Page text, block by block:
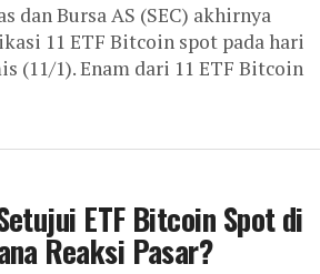
dan Bursa AS (SEC) akhirnya
11 ETF Bitcoin spot pada hari
(11/1). Enam dari 11 ETF Bitcoin
ETF Bitcoin Spot di
Reaksi Pasar?